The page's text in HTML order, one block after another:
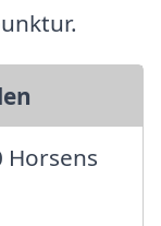
Horsens